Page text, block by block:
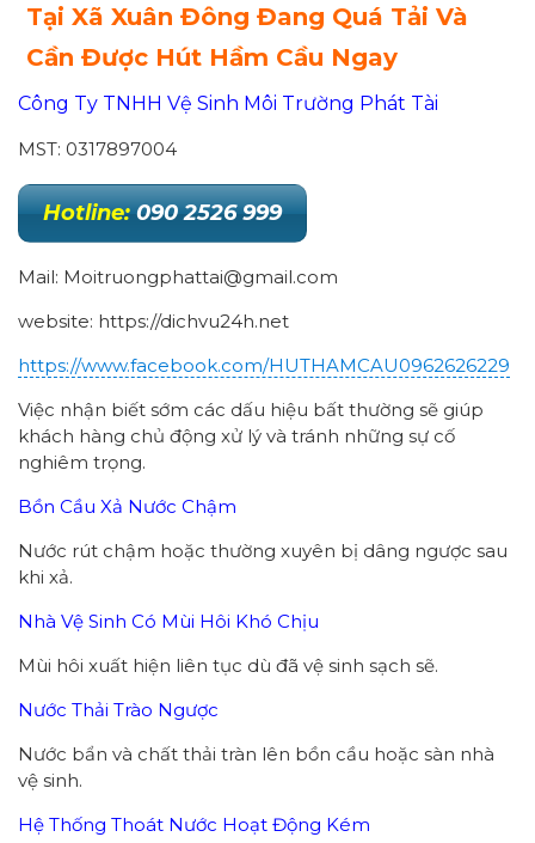
Tại Xã Xuân Đông Đang Quá Tải Và
Cần Được Hút Hầm Cầu Ngay
Công Ty TNHH Vệ Sinh Môi Trường Phát Tài
MST: 0317897004
Hotline: 090 2526 999
Mail: Moitruongphattai@gmail.com
website: https://dichvu24h.net
https://www.facebook.com/HUTHAMCAU0962626229
Việc nhận biết sớm các dấu hiệu bất thường sẽ giúp
khách hàng chủ động xử lý và tránh những sự cố
nghiêm trọng.
Bồn Cầu Xả Nước Chậm
Nước rút chậm hoặc thường xuyên bị dâng ngược sau
khi xả.
Nhà Vệ Sinh Có Mùi Hôi Khó Chịu
Mùi hôi xuất hiện liên tục dù đã vệ sinh sạch sẽ.
Nước Thải Trào Ngược
Nước bẩn và chất thải tràn lên bồn cầu hoặc sàn nhà
vệ sinh.
Hệ Thống Thoát Nước Hoạt Động Kém